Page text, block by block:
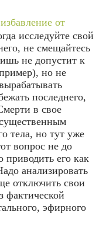
от
исследуйте свой
не смещайтесь
не допустит к
но не
последнего,
в свое
тела, но тут уже
вопрос не до
приводить его как
анализировать
отключить свои
фактической
эфирного